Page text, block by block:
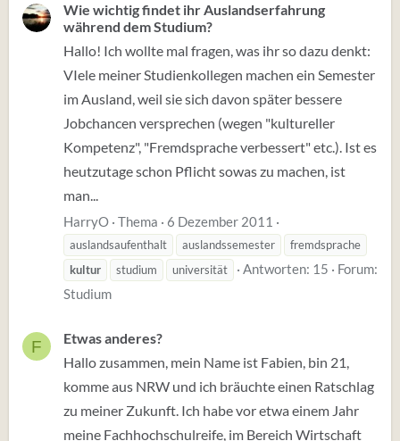
Wie wichtig findet ihr Auslandserfahrung
während dem Studium?
Hallo! Ich wollte mal fragen, was ihr so dazu denkt:
VIele meiner Studienkollegen machen ein Semester
im Ausland, weil sie sich davon später bessere
Jobchancen versprechen (wegen "kultureller
Kompetenz", "Fremdsprache verbessert" etc.). Ist es
heutzutage schon Pflicht sowas zu machen, ist
man...
HarryO Thema 6 Dezember 2011
auslandsaufenthalt auslandssemester
fremdsprache
kultur
studium universität Antworten: 15
Forum:
Studium
F
Etwas anderes?
Hallo zusammen, mein Name ist Fabien, bin 21,
komme aus NRW und ich bräuchte einen Ratschlag
zu meiner Zukunft. Ich habe vor etwa einem Jahr
meine Fachhochschulreife, im Bereich Wirtschaft